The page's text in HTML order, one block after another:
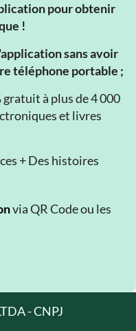
pour obtenir
!
sans avoir
téléphone portable ;
gratuit à plus de 4 000
et livres
+ Des histoires
via QR Code ou les
- CNPJ